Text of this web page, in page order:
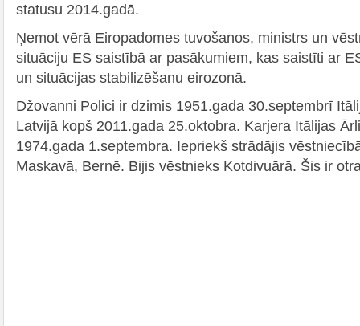
statusu 2014.gadā.
Ņemot vērā Eiropadomes tuvošanos, ministrs un
situāciju ES saistībā ar pasākumiem, kas saistīti ar
un situācijas stabilizēšanu eirozonā.
Džovanni Polici ir dzimis 1951.gada 30.septembrī
Latvijā kopš 2011.gada 25.oktobra. Karjera Itālijas
1974.gada 1.septembra. Iepriekš strādājis
Maskavā, Bernē. Bijis vēstnieks Kotdivuārā. Šis ir